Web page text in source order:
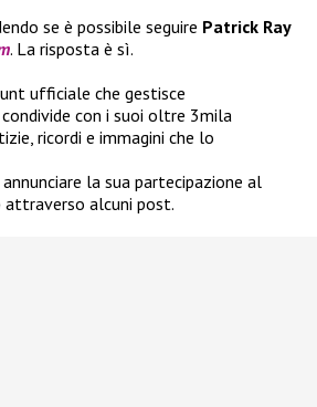
se è possibile seguire Patrick Ray
. La risposta è sì.
ufficiale che gestisce
con i suoi oltre 3mila
ricordi e immagini che lo
la sua partecipazione al
attraverso alcuni post.